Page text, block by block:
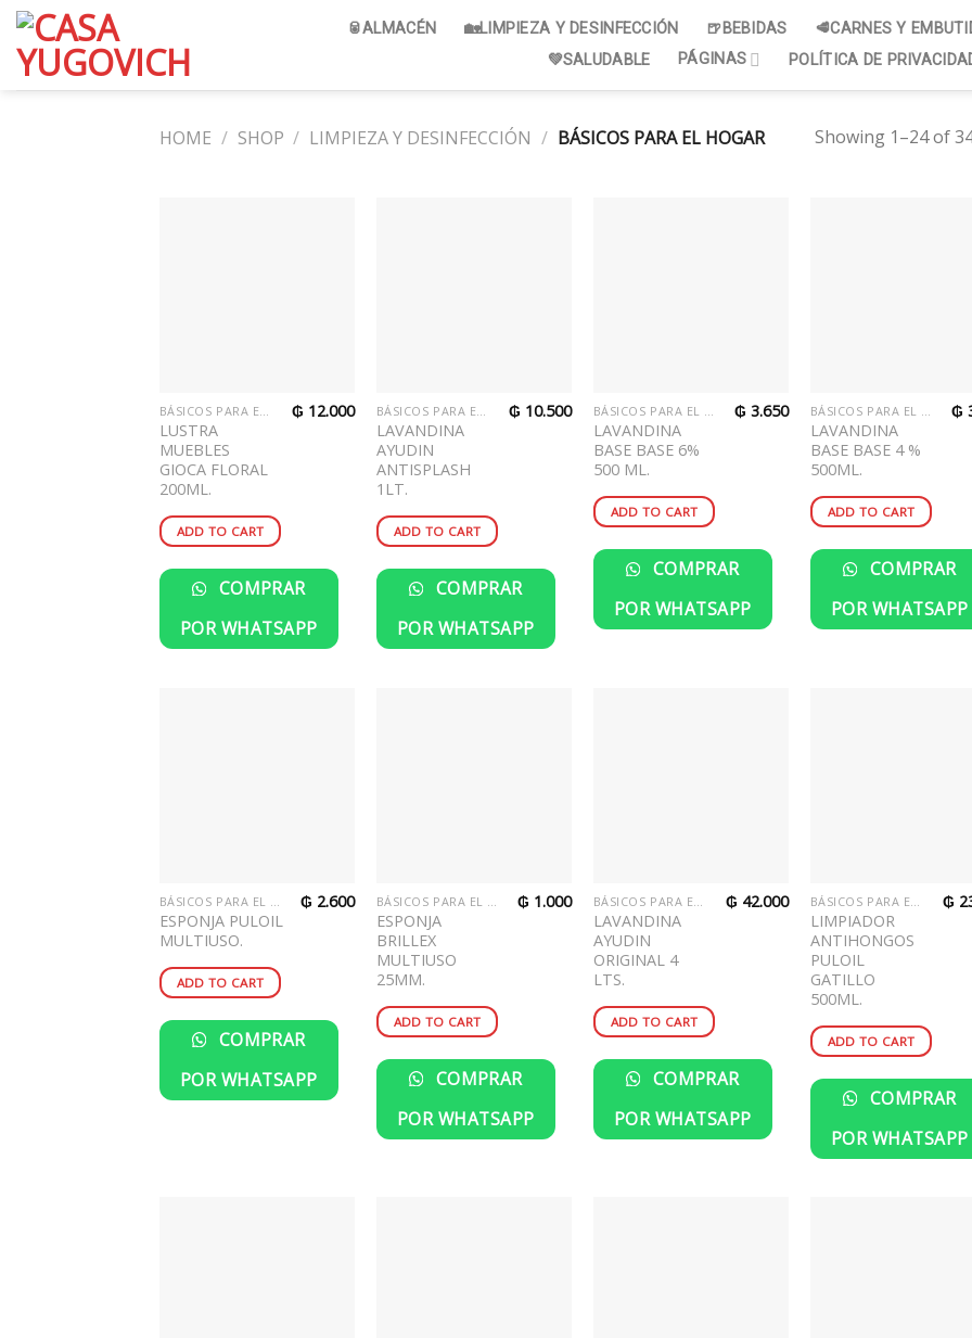
Skip
content
🥫ALMACÉN 🏡LIMPIEZA Y DESINFECCIÓN 🍺BEBIDAS
🥩CARNES Y
💚SALUDABLE
PÁGINAS POLÍTICA DE
HOME / SHOP / LIMPIEZA Y DESINFECCIÓN / BÁSICOS PARA EL HOGAR Showing 1–24 of
BÁSICOS PARA EL HOGAR
LUSTRA
MUEBLES
GIOCA FLORAL
200ML.
₲ 12.000
ADD TO CART
COMPRAR
POR WHATSAPP
BÁSICOS PARA EL HOGAR
LAVANDINA
AYUDIN
ANTISPLASH
1LT.
₲ 10.500
ADD TO CART
COMPRAR
POR WHATSAPP
BÁSICOS PARA EL HOGAR
LAVANDINA
BASE BASE 6%
500 ML.
₲ 3.650
ADD TO CART
COMPRAR
POR WHATSAPP
BÁSICOS PARA EL HOGAR
LAVANDINA
BASE BASE 4 %
500ML.
₲
ADD TO CART
COMPRAR
POR WHATSAPP
BÁSICOS PARA EL HOGAR
ESPONJA PULOIL
MULTIUSO.
₲ 2.600
ADD TO CART
COMPRAR
POR WHATSAPP
BÁSICOS PARA EL HOGAR
ESPONJA
BRILLEX
MULTIUSO
25MM.
₲ 1.000
ADD TO CART
COMPRAR
POR WHATSAPP
BÁSICOS PARA EL HOGAR
LAVANDINA
AYUDIN
ORIGINAL 4
LTS.
₲ 42.000
ADD TO CART
COMPRAR
POR WHATSAPP
BÁSICOS PARA EL HOGAR
LIMPIADOR
ANTIHONGOS
PULOIL
GATILLO
500ML.
₲
ADD TO CART
COMPRAR
POR WHATSAPP